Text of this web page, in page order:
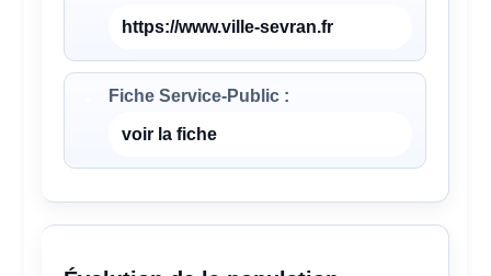
https://www.ville-sevran.fr
Fiche Service-Public :
voir la fiche